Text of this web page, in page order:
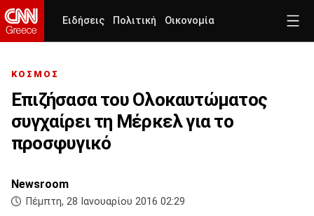
Ειδήσεις Πολιτική Οικονομία
ΚΟΣΜΟΣ
Επιζήσασα του Ολοκαυτώματος
συγχαίρει τη Μέρκελ για το
προσφυγικό
Newsroom
Πέμπτη, 28 Ιανουαρίου 2016 02:29